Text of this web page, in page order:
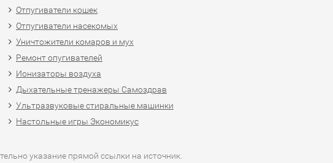
Отпугиватели кошек
Отпугиватели насекомых
Уничтожители комаров и мух
Ремонт опугивателей
Ионизаторы воздуха
Дыхательные тренажеры Самоздрав
Ультразвуковые стиральные машинки
Настольные игры Экономикус
указание прямой ссылки на источник.